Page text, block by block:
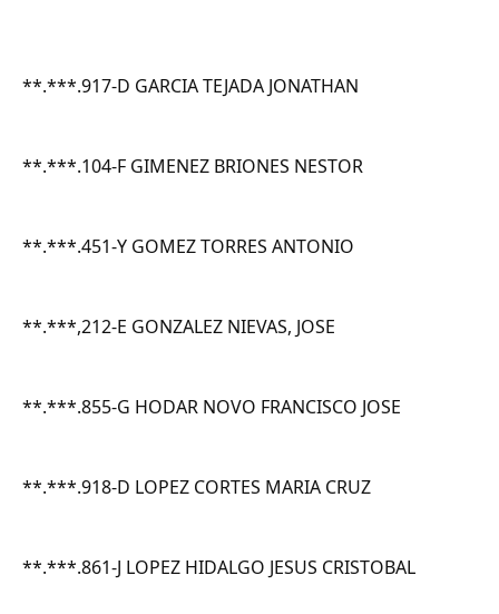
**.***.917-D GARCIA TEJADA JONATHAN
**.***.104-F GIMENEZ BRIONES NESTOR
**.***.451-Y GOMEZ TORRES ANTONIO
**.***,212-E GONZALEZ NIEVAS, JOSE
**.***.855-G HODAR NOVO FRANCISCO JOSE
**.***.918-D LOPEZ CORTES MARIA CRUZ
**.***.861-J LOPEZ HIDALGO JESUS CRISTOBAL